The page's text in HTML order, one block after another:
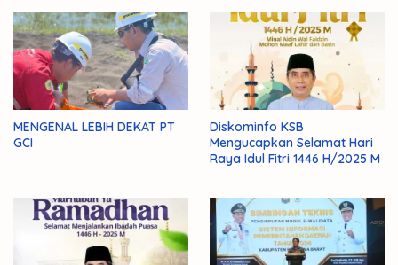
MENGENAL LEBIH DEKAT PT
GCI
Diskominfo KSB
Mengucapkan Selamat Hari
Raya Idul Fitri 1446 H/2025 M